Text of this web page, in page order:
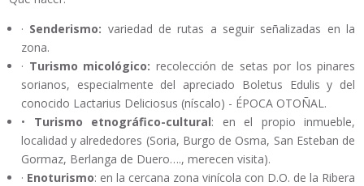
· Senderismo: variedad de rutas a seguir señalizadas en la
zona.
· Turismo micológico: recolección de setas por los pinares
sorianos, especialmente del apreciado Boletus Edulis y del
conocido Lactarius Deliciosus (níscalo) - ÉPOCA OTOÑAL.
• Turismo etnográfico-cultural: en el propio inmueble,
localidad y alrededores (Soria, Burgo de Osma, San Esteban de
Gormaz, Berlanga de Duero…., merecen visita).
· Enoturismo: en la cercana zona vinícola con D.O. de la Ribera